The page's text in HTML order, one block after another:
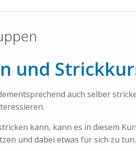
und
auch selber
kann, kann es in diesem
und dabei etwas für sich zu